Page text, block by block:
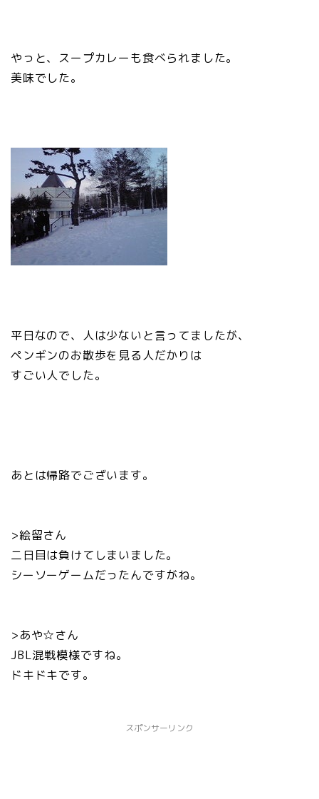
やっと、スープカレーも食べられました。
美味でした。
平日なので、人は少ないと言ってましたが、
ペンギンのお散歩を見る人だかりは
すごい人でした。
あとは帰路でございます。
>絵留さん
二日目は負けてしまいました。
シーソーゲームだったんですがね。
>あや☆さん
JBL混戦模様ですね。
ドキドキです。
スポンサーリンク